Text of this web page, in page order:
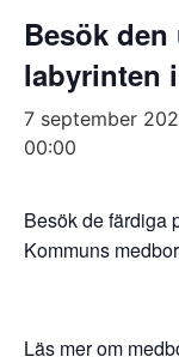
Besök
labyrinten
7 september
00:00
Besök de färdiga
Kommuns
Läs mer om